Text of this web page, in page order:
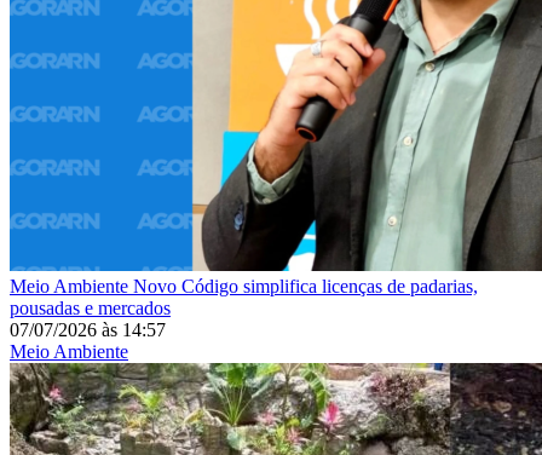
Meio Ambiente Novo Código simplifica licenças de padarias,
pousadas e mercados
07/07/2026 às 14:57
Meio Ambiente